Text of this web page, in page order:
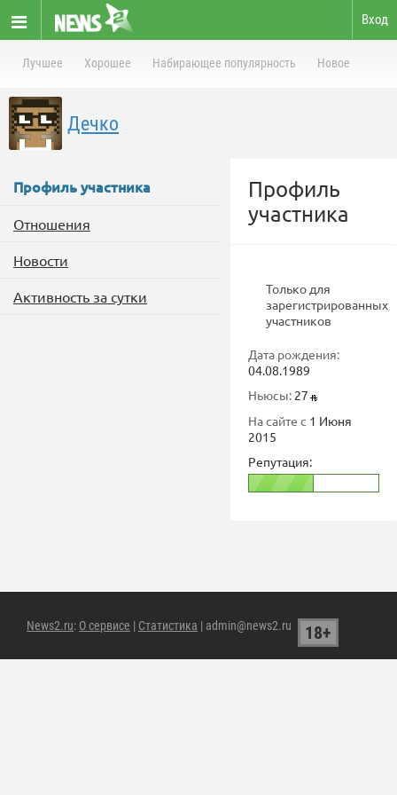
Вход
Лучшее Хорошее Набирающее популярность Новое
Дечко
Профиль участника
Отношения
Новости
Активность за сутки
Профиль
участника
Только для
зарегистрированных
участников
Дата рождения:
04.08.1989
Ньюсы: 27
На сайте с 1 Июня
2015
Репутация:
News2.ru: О сервисе | Статистика | admin@news2.ru 18+